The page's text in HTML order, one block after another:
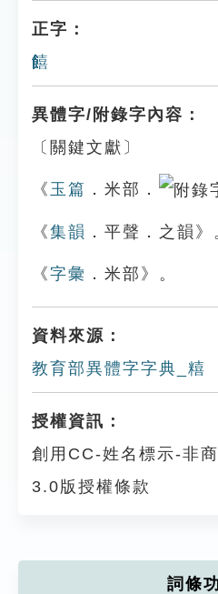
正字：
饎
異體字/附錄字內容：
〔關鍵文獻〕
《 玉篇 ．米部．
《集韻 ．平聲．之韻》
《字彙 ．米部》。
資料來源：
教育部異體字字典_糦
授權資訊：
創用CC-姓名標示-非
3.0版授權條款
詞條